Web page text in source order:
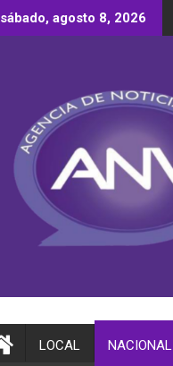
sábado, agosto 8, 2026
LOCAL NACIONAL